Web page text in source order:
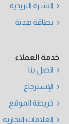
النشرة البريدية
بطاقة هدية
خدمة العملاء
اتصل بنا
الإسترجاع
خريطة الموقع
العلامات التجارية